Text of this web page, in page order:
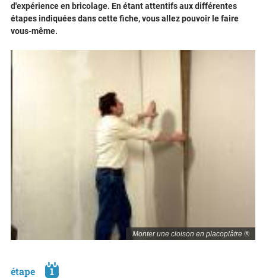
Monter une cloison en placoplâtre ®
d'expérience en bricolage. En étant attentifs aux différentes
étapes indiquées dans cette fiche, vous allez pouvoir le faire
vous-même.
étape
1